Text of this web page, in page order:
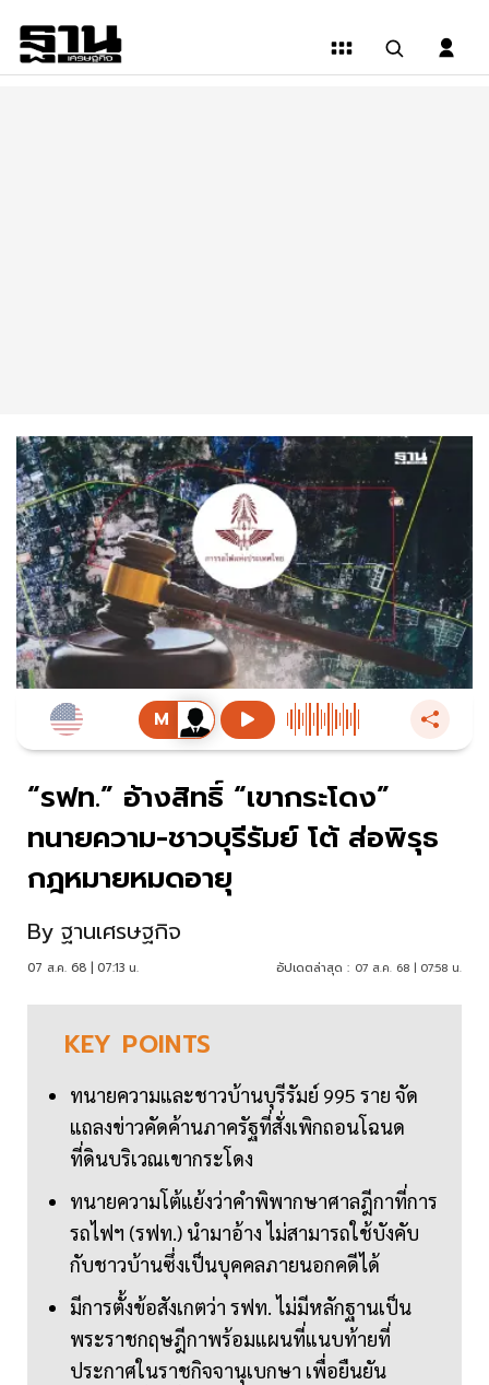
“รฟท.” อ้างสิทธิ์ “เขากระโดง”
ทนายความ-ชาวบุรีรัมย์ โต้ ส่อพิรุธ
กฎหมายหมดอายุ
By ฐานเศรษฐกิจ
07 ส.ค. 68 | 07:13 น. อัปเดตล่าสุด : 07 ส.ค. 68 | 07:58 น.
KEY POINTS
ทนายความและชาวบ้านบุรีรัมย์ 995 ราย จัด
แถลงข่าวคัดค้านภาครัฐที่สั่งเพิกถอนโฉนด
ที่ดินบริเวณเขากระโดง
ทนายความโต้แย้งว่าคำพิพากษาศาลฎีกาที่การ
รถไฟฯ (รฟท.) นำมาอ้าง ไม่สามารถใช้บังคับ
กับชาวบ้านซึ่งเป็นบุคคลภายนอกคดีได้
มีการตั้งข้อสังเกตว่า รฟท. ไม่มีหลักฐานเป็น
พระราชกฤษฎีกาพร้อมแผนที่แนบท้ายที่
ประกาศในราชกิจจานุเบกษา เพื่อยืนยัน